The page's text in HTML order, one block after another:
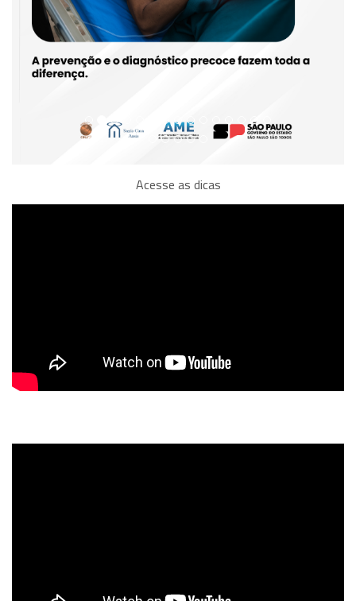
Acesse as dicas